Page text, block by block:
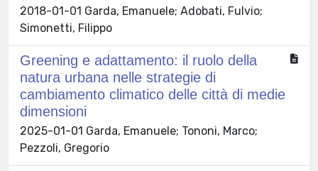
2018-01-01 Garda, Emanuele; Adobati, Fulvio;
Simonetti, Filippo
Greening e adattamento: il ruolo della
natura urbana nelle strategie di
cambiamento climatico delle città di medie
dimensioni
2025-01-01 Garda, Emanuele; Tononi, Marco;
Pezzoli, Gregorio